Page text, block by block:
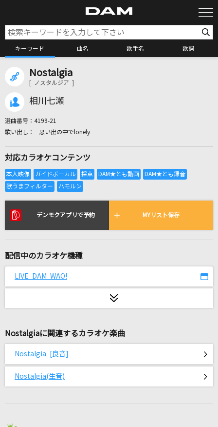
キーワード 曲名 歌手名 歌詞
全国りれき
リアルタイムで歌われている曲の一覧
鱗(うろこ)
[生音]今宵の月のように
エレファントカシマシ
Ado
恋の花
[良音]三日月
Nostalgia
[ ノスタルジア ]
相川七瀬
選曲番号： 4199-21
思い出の中でlonely
対応カラオケコンテンツ
デンモクアプリで予約 MYリスト保存
配信中のカラオケ機種
LIVE DAM WAO!
Nostalgiaに関連するカラオケ楽曲
Nostalgia [良音]
Nostalgia(生音)